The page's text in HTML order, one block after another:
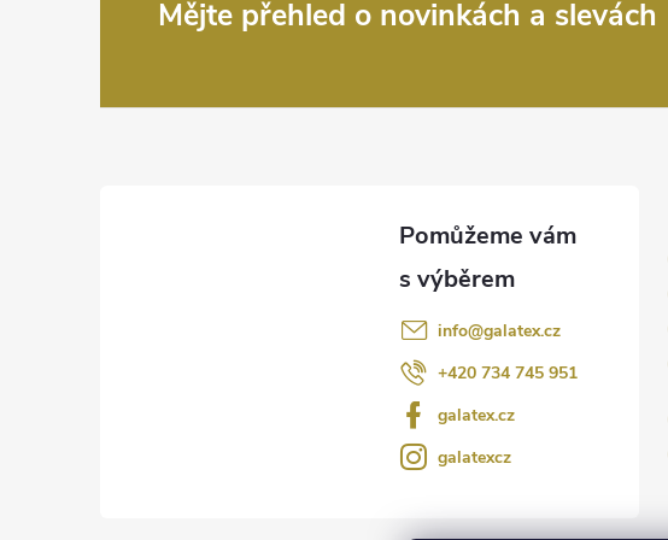
Mějte přehled o novinkách a slevách
info@galatex.cz
+420 734 745 951
galatex.cz
galatexcz